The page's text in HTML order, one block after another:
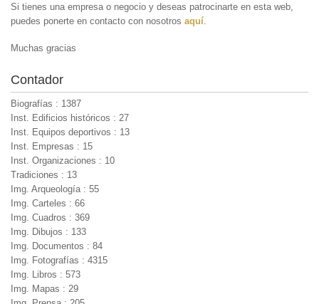
Si tienes una empresa o negocio y deseas patrocinarte en esta web,
puedes ponerte en contacto con nosotros aquí
Muchas gracias
Contador
Biografías : 1387
Inst. Edificios históricos : 27
Inst. Equipos deportivos : 13
Inst. Empresas : 15
Inst. Organizaciones : 10
Tradiciones : 13
Img. Arqueología : 55
Img. Carteles : 66
Img. Cuadros : 369
Img. Dibujos : 133
Img. Documentos : 84
Img. Fotografías : 4315
Img. Libros : 573
Img. Mapas : 29